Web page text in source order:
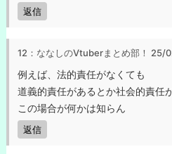
返信
12：ななしのVtuberまとめ部！ 25/
例えば、法的責任がなくても
道義的責任があるとか社会的責任
この場合が何かは知らん
返信